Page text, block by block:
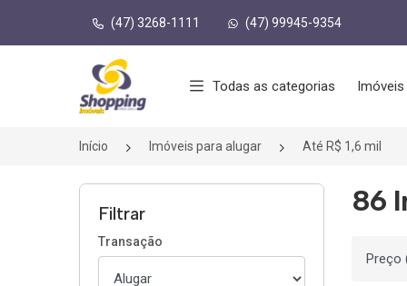
(47) 3268-1111 (47) 99945-9354
Página inicial
Todas as categorias
Início Imóveis para alugar Até R$ 1,6 mil
Filtrar
Transação
86